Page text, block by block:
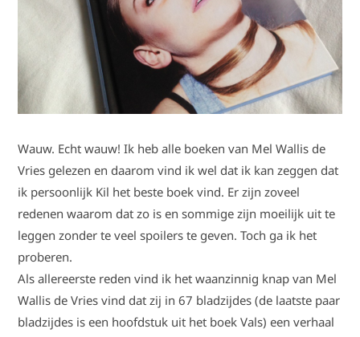
Wauw. Echt wauw! Ik heb alle boeken van Mel Wallis de
Vries gelezen en daarom vind ik wel dat ik kan zeggen dat
ik persoonlijk Kil het beste boek vind. Er zijn zoveel
redenen waarom dat zo is en sommige zijn moeilijk uit te
leggen zonder te veel spoilers te geven. Toch ga ik het
proberen.
Als allereerste reden vind ik het waanzinnig knap van Mel
Wallis de Vries vind dat zij in 67 bladzijdes (de laatste paar
bladzijdes is een hoofdstuk uit het boek Vals) een verhaal